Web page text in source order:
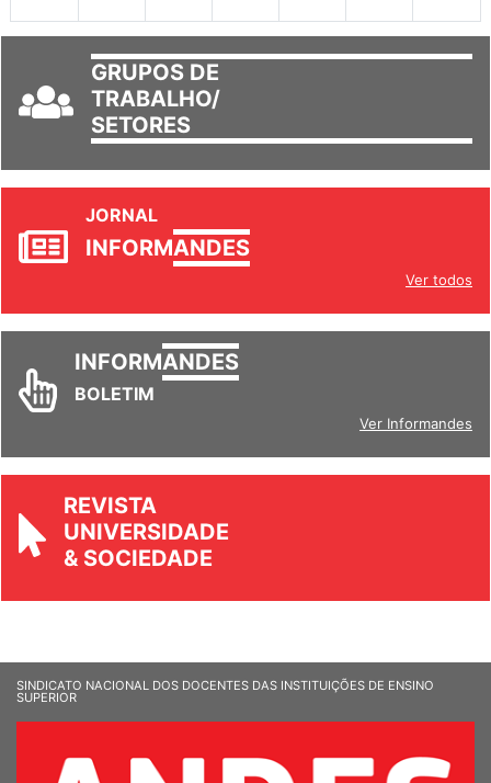
GRUPOS DE
TRABALHO/
SETORES
JORNAL
INFORMANDES
Ver todos
INFORMANDES
BOLETIM
Ver Informandes
REVISTA
UNIVERSIDADE
& SOCIEDADE
SINDICATO NACIONAL DOS DOCENTES DAS INSTITUIÇÕES DE ENSINO
SUPERIOR